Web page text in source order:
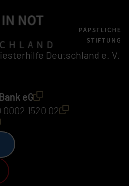
Deutschland e. V.
eG
0002 1520 02